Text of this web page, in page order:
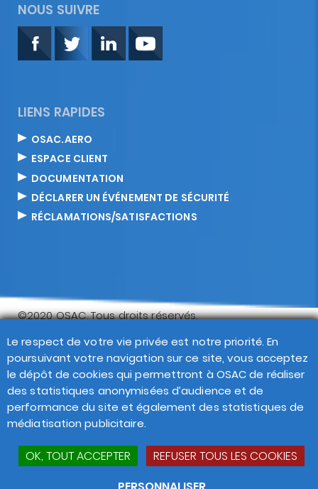
NOUS SUIVRE
LIENS RAPIDES
OSAC.AERO
ESPACE CLIENT
DOCUMENTATION
DÉCLARER UN ÉVÉNEMENT DE SÉCURITÉ
RÉCLAMATIONS/SATISFACTIONS
©2020 OSAC. Tous droits réservés.
Footer
transversal
Recherche Contact FAQ
Réclamations
Politique de confidentialité
Mentions légales
CGV CGU
Plan du site Gestion des cookies
Le respect de votre vie privée est notre priorité. En
poursuivant votre navigation sur ce site, vous acceptez
le dépôt de cookies qui permettront à OSAC de réaliser
des statistiques anonymisées d’audience et de
performance du site et également des statistiques de
médiatisation publicitaire.
OK, TOUT ACCEPTER
REFUSER TOUS LES COOKIES